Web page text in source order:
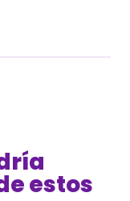
estos